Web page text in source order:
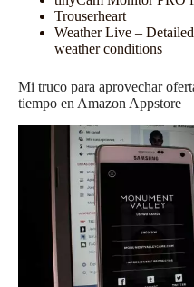
Trouserheart
Weather Live –
weather conditions
Mi truco para aprovechar
tiempo en Amazon Appstore